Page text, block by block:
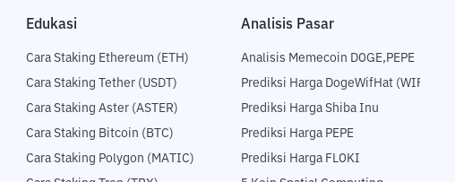
Edukasi
Cara Staking Ethereum (ETH)
Cara Staking Tether (USDT)
Cara Staking Aster (ASTER)
Cara Staking Bitcoin (BTC)
Cara Staking Polygon (MATIC)
Analisis Pasar
Analisis Memecoin DOGE,PEPE
Prediksi Harga DogeWifHat (WIF)
Prediksi Harga Shiba Inu
Prediksi Harga PEPE
Prediksi Harga FLOKI